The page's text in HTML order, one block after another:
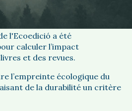
la calculatrice
de l’édition.
l'Ecoedició a été
calculer l’impact
et des revues.
l’empreinte écologique du
de la durabilité un critère